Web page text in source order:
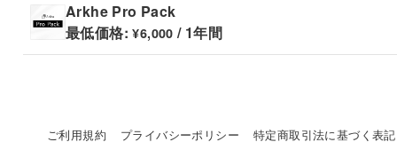
Arkhe Pro Pack
最低価格:¥6,000 / 1年間
ご利用規約 プライバシーポリシー
特定商取引法に基づく表記